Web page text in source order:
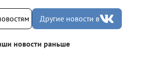
Другие новости в
новости раньше